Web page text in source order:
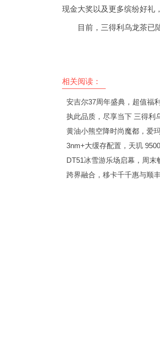
现金大奖以及更多缤纷好礼
目前，三得利乌龙茶已
相关阅读：
安吉尔37周年盛典，超值福
执此品质，尽享当下 三得利
黄油小熊空降时尚魔都，爱
3nm+大缓存配置，天玑
DT51冰雪游乐场启幕，周末
跨界融合，移卡千千惠与顺